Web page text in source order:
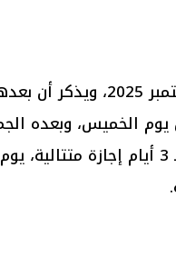
تبدأ إجازة المولد النبوي يوم 4
يوم الخميس، وبعده
أسبوعية؛ وبذلك يتمتع المستفيد بـ 3